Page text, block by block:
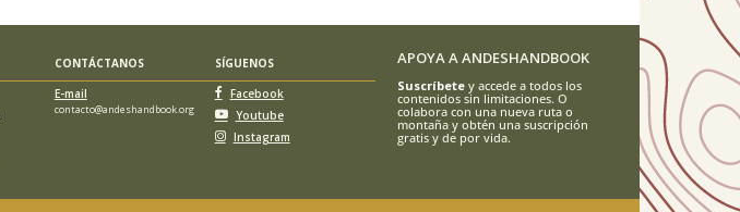
CONTÁCTANOS
SÍGUENOS
E-mail
contacto@andeshandbook.org
Facebook
Youtube
Instagram
APOYA A ANDESHANDBOOK
Suscríbetey accede a todos los
contenidos sin limitaciones. O
colabora con una nueva ruta o
montaña y obtén una suscripción
gratis y de por vida.